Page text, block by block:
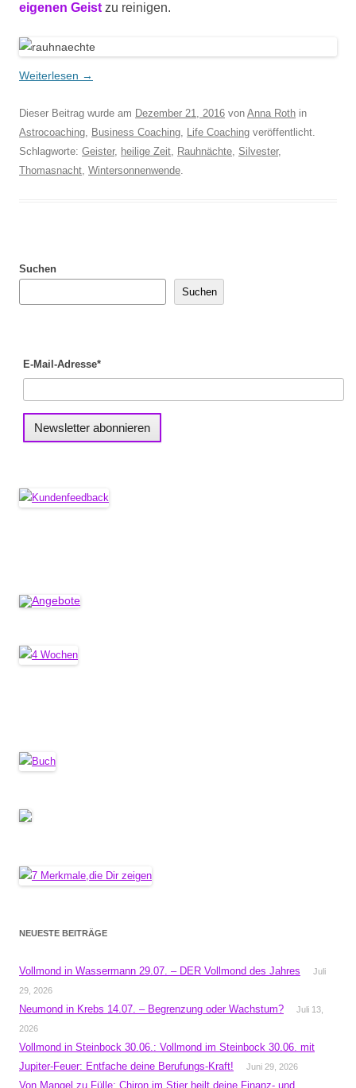
eigenen Geist zu reinigen.
Weiterlesen →
Dieser Beitrag wurde am Dezember 21, 2016 von Anna Roth in
Astrocoaching, Business Coaching, Life Coaching veröffentlicht.
Schlagworte: Geister, heilige Zeit, Rauhnächte, Silvester,
Thomasnacht, Wintersonnenwende.
Suchen
Suchen
E-Mail-Adresse*
NEUESTE BEITRÄGE
Vollmond in Wassermann 29.07. – DER Vollmond des Jahres
Juli
29, 2026
Neumond in Krebs 14.07. – Begrenzung oder Wachstum?
Juli 13,
2026
Vollmond in Steinbock 30.06.: Vollmond im Steinbock 30.06. mit
Jupiter-Feuer: Entfache deine Berufungs-Kraft!
Juni 29, 2026
Von Mangel zu Fülle: Chiron im Stier heilt deine Finanz- und